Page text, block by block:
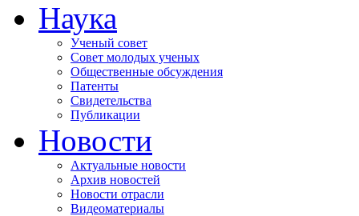
Наука
Ученый совет
Совет молодых ученых
Общественные обсуждения
Патенты
Свидетельства
Публикации
Новости
Актуальные новости
Архив новостей
Новости отрасли
Видеоматериалы